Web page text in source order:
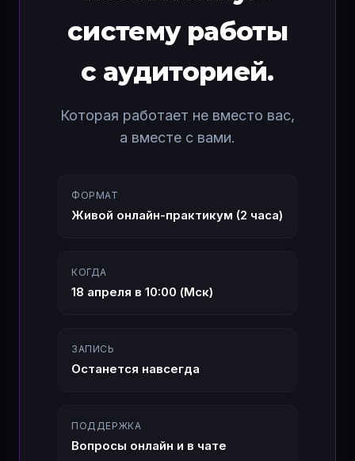
систему работы
с аудиторией.
Которая работает не вместо вас,
а вместе с вами.
ФОРМАТ
Живой онлайн-практикум (2 часа)
КОГДА
18 апреля в 10:00 (Мск)
ЗАПИСЬ
Останется навсегда
ПОДДЕРЖКА
Вопросы онлайн и в чате